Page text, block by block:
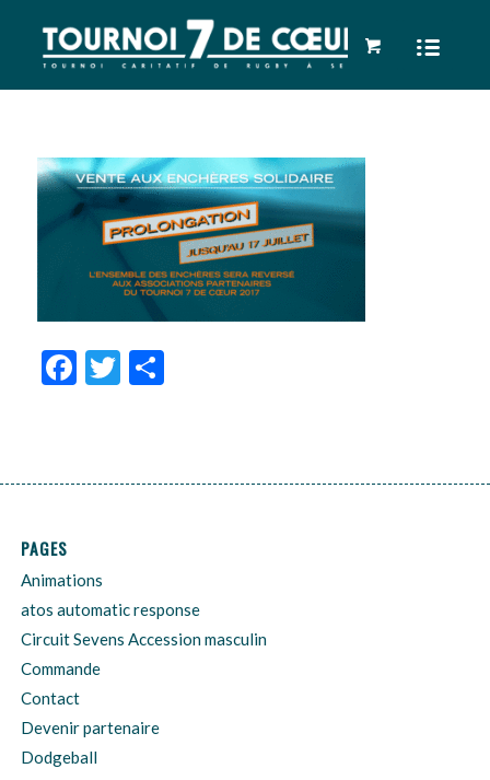
Facebook
Twitter
Partager
PAGES
Animations
atos automatic response
Circuit Sevens Accession masculin
Commande
Contact
Devenir partenaire
Dodgeball